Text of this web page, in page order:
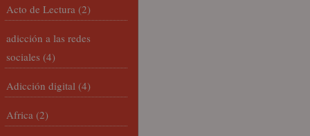
Acto de Lectura (2)
adicción a las redes
sociales (4)
Adicción digital (4)
Africa (2)